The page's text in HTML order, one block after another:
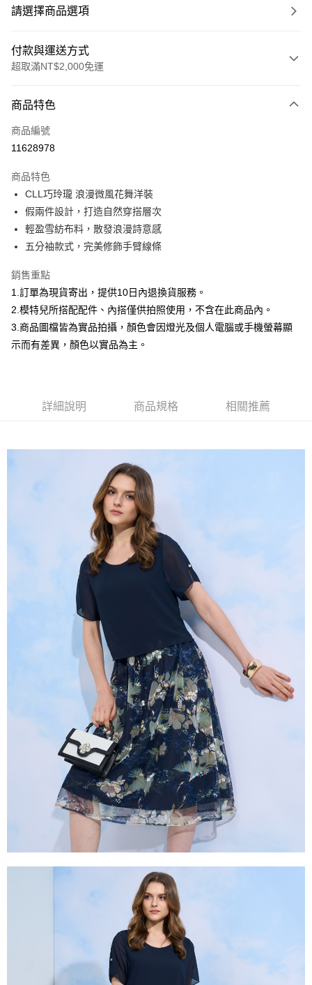
請選擇商品選項
付款與運送方式
超取滿NT$2,000免運
信用卡一次付款
信用卡分期付款
合作金庫商業銀行
華南商業銀行
上海商業儲蓄銀行
國泰世華商業銀行
臺灣中小企業銀行
聯邦商業銀行
元大商業銀行
永豐商業銀行
台新國際商業銀行
中國信託商業銀行
台灣樂天信用卡公司
超商取貨付款
LINE Pay
Apple Pay
悠遊付
Google Pay
全盈+PAY
【大哥付你分期使用說明】
1.本服務由台灣大哥大提供，台灣大哥大用戶可立即使用無須另外申請。
成交易。
3.實際核准額度、可分期數及費用金額請依後續交易確認頁面所載為準。
4.訂單成立30分鐘內，如未前往確認交易或遇審核未通過，訂單將自動取
消。如遇「轉專審核」未通過狀況，表示未達大哥付你分期系統評分，恕無
1.分期款項不併入電信帳單，「大哥付你分期」於每月結算日後寄送繳費提
2.透過簡訊連結打開帳單後，可選擇「超商條碼／台灣大直營門市／銀行轉
帳／街口支付／iPASS MONEY」等通路繳費。
1.本服務係由「台灣大哥大股份有限公司」（以下簡稱本公司）所提供，讓
用戶於交易時，得透過本服務購買商品或服務，並由商店將買賣／分期付款
買賣價金債權讓與本公司後，依約使用本公司帳單繳交帳款。
2.基於同意付款使用「大哥付你分期」之契約關係目的，商店將以您的個人
資料（包含姓名、電話或地址）提供予台灣大哥大進項蒐集、處理及利用，
由本公司與您本人進行分期帳單所需資料之確認、核對及更正。
3.完整用戶服務條款，請詳閱以下連結：https://oppay.tw/userRule
AFTEE先享後付
１．簡單：不需註冊會員、不需綁卡、不需儲值。
２．便利：只要手機號碼，簡訊認證，即可結帳。
３．安心：先確認商品／服務後，再付款。
【「AFTEE先享後付」結帳流程】
１．於結帳方式選擇「AFTEE先享後付」後，將跳轉至「AFTEE先享後付」
結帳頁面，進行簡訊認證並確認金額後，即可完成結帳。
２．訂單成立數日內，您將收到繳費通知簡訊。
３．收到繳費通知簡訊後14天內，點擊此簡訊中的連結，可透過四大超商／
ATM／網路銀行／等多元方式進行付款，方視為交易完成。
※ 請注意：結帳手續完成當下不需立刻繳費，但若您需要取消訂單，請聯絡
購買商品的店家。未經商家同意取消之訂單仍視為有效，需透過AFTEE先享
※ 交易是否成功請以「AFTEE先享後付 」之結帳頁面顯示為準，若有關於
是否繳費成功／繳費後需取消欲退款等相關疑問，請聯繫「AFTEE先享後付
https://netprotections.freshdesk.com/support/home
１．透過由恩沛科技股份有限公司提供之「AFTEE先享後付」服務完成之交
易，需依本服務之必要範圍內提供個人資料，並將交易相關給付款項請求債
權轉讓予恩沛科技股份有限公司。
２．關於個人資料處理事宜，請瀏覽以下網址：
https://aftee.tw/terms/#terms3
３．未成年的使用者請事先徵得法定代理人或監護人之同意方可使用
「AFTEE先享後付」，若未經同意申辦者引起之損失，本公司不負相關責
４．使用「AFTEE先享後付」時，將依據個別帳號之用戶狀況，依本公司即
時審查核予不同之上限額度；若仍有額度不足之情形，本公司將視審查結果
請求用戶進行身份認證。
５．嚴禁一人註冊多個帳號或使用他人資訊註冊。若發現惡意使用之情形，
每筆NT$120，滿NT$2,000(含以上)免運費
每筆NT$120，滿NT$2,000(含以上)免運費
每筆NT$120，滿NT$2,000(含以上)免運費
商品特色
商品編號
11628978
商品特色
CLL巧玲瓏 浪漫微風花舞洋裝
假兩件設計，打造自然穿搭層次
輕盈雪紡布料，散發浪漫詩意感
五分袖款式，完美修飾手臂線條
銷售重點
1.訂單為現貨寄出，提供10日內退換貨服務。
2.模特兒所搭配配件、內搭僅供拍照使用，不含在此商品內。
3.商品圖檔皆為實品拍攝，顏色會因燈光及個人電腦或手機螢幕顯
示而有差異，顏色以實品為主。
詳細說明 商品規格 相關推薦